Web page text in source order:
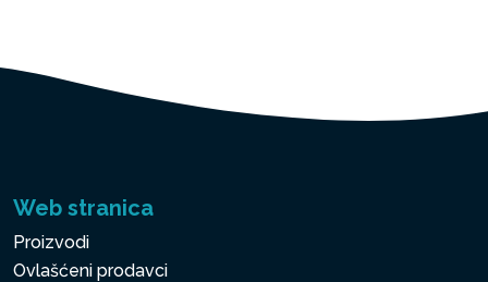
Web stranica
Proizvodi
Ovlašćeni prodavci